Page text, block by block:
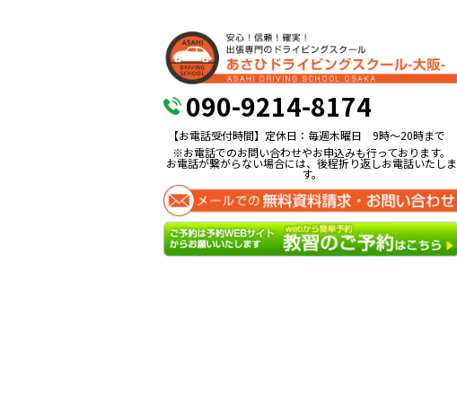
090-9214-8174
【お電話受付時間】定休日：毎週木曜日 9時〜20時まで
※お電話でのお問い合わせやお申込みも行っております。
お電話が繋がらない場合には、後程折り返しお電話いたしま
す。